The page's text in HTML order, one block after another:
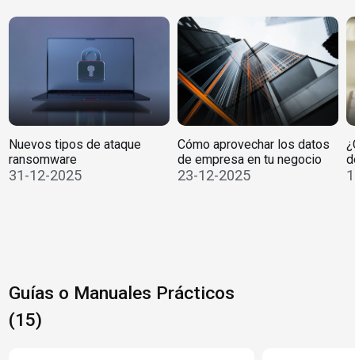
Nuevos tipos de ataque
ransomware
31-12-2025
Cómo aprovechar los datos
de empresa en tu negocio
23-12-2025
Guías o Manuales Prácticos
(15)